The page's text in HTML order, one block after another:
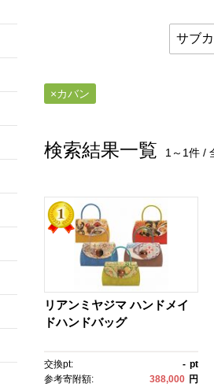
カバン
検索結果一覧 1～1件 /
リアンミヤジマ ハンドメイ
ドハンドバッグ
交換pt: - pt
参考寄附額:
388,000 円